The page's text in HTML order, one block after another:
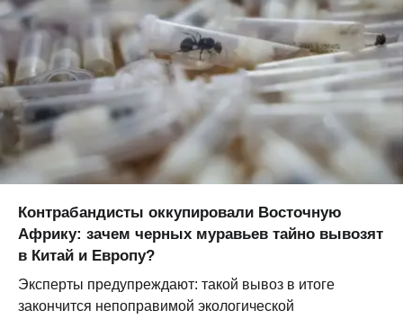
Контрабандисты оккупировали Восточную
Африку: зачем черных муравьев тайно вывозят
в Китай и Европу?
Эксперты предупреждают: такой вывоз в итоге
закончится непоправимой экологической